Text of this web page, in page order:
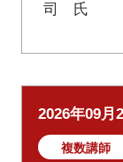
司 氏
2026年09月
複数講師